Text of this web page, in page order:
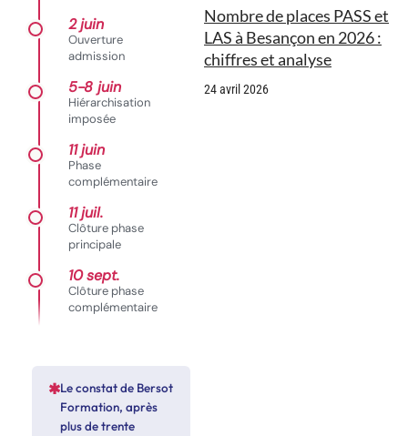
Ouverture
admission
2 juin
Hiérarchisation
imposée
5-8 juin
Phase
complémentaire
11 juin
Clôture phase
principale
11 juil.
Clôture phase
complémentaire
10 sept.
Le constat de Bersot
Formation, après
plus de trente
Nombre de places PASS et
LAS à Besançon en 2026 :
chiffres et analyse
24 avril 2026